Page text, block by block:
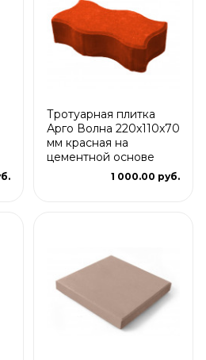
Тротуарная плитка
Арго Волна 220x110x70
мм красная на
цементной основе
1 000.00 руб.